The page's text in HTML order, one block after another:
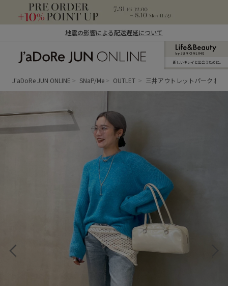
地震の影響による配送遅延について
ン オンライン）
新しいキレイと出合うために。
J'aDoRe JUN ONLINE SNaP/Me OUTLET 三井アウトレットパーク 横